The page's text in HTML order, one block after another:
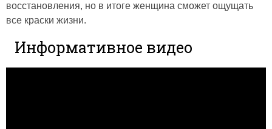
восстановления, но в итоге женщина сможет ощущать
все краски жизни.
Информативное видео